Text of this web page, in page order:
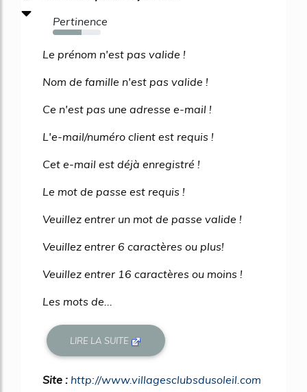
Pertinence
60%
Le prénom n'est pas valide !
Nom de famille n'est pas valide !
Ce n'est pas une adresse e-mail !
L'e-mail/numéro client est requis !
Cet e-mail est déjà enregistré !
Le mot de passe est requis !
Veuillez entrer un mot de passe valide !
Veuillez entrer 6 caractères ou plus!
Veuillez entrer 16 caractères ou moins !
Les mots de...
LIRE LA SUITE
Site : http://www.villagesclubsdusoleil.com